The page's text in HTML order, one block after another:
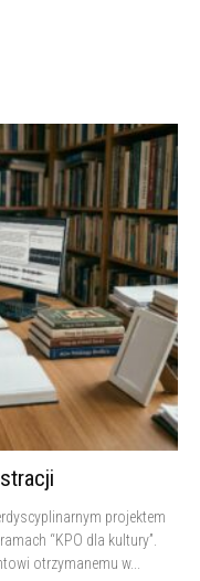
projektem
“KPO dla kultury”.
otrzymanemu w...